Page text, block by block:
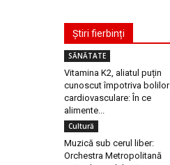
Știri fierbinți
SĂNĂTATE
Vitamina K2, aliatul puțin
cunoscut împotriva bolilor
cardiovasculare: În ce
alimente...
Cultură
Muzică sub cerul liber:
Orchestra Metropolitană